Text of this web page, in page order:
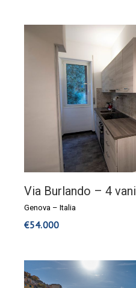
Via Burlando – 4 vani
Genova – Italia
€54.000